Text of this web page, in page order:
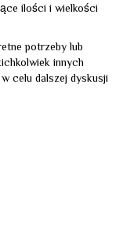
ilości i wielkości
potrzeby lub
innych
celu dalszej dyskusji